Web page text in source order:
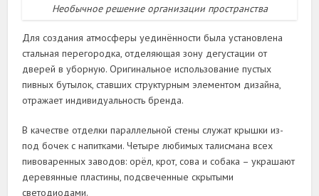
Необычное решение организации пространства
Для создания атмосферы уединённости была установлена
стальная перегородка, отделяющая зону дегустации от
дверей в уборную. Оригинальное использование пустых
пивных бутылок, ставших структурным элементом дизайна,
отражает индивидуальность бренда.
В качестве отделки параллельной стены служат крышки из-
под бочек с напитками. Четыре любимых талисмана всех
пивоваренных заводов: орёл, крот, сова и собака – украшают
деревянные пластины, подсвеченные скрытыми
светодиодами.